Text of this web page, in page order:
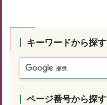
キーワードから探す
ページ番号から探す